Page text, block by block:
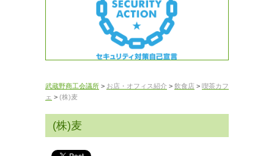
武蔵野商工会議所 > お店・オフィス紹介 > 飲食店 > 喫茶カフ
ェ > (株)麦
(株)麦